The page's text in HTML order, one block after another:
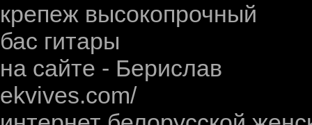
крепеж высокопрочный
бас гитары
на сайте - Берислав
ekvives.com/